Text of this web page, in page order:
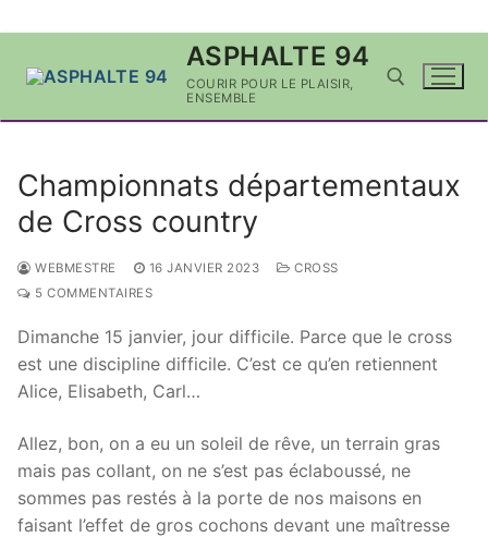
ASPHALTE 94
COURIR POUR LE PLAISIR,
ENSEMBLE
Championnats départementaux
de Cross country
WEBMESTRE 16 JANVIER 2023
CROSS
5 COMMENTAIRES
Dimanche 15 janvier, jour difficile. Parce que le cross
est une discipline difficile. C’est ce qu’en retiennent
Alice, Elisabeth, Carl…
Allez, bon, on a eu un soleil de rêve, un terrain gras
mais pas collant, on ne s’est pas éclaboussé, ne
sommes pas restés à la porte de nos maisons en
faisant l’effet de gros cochons devant une maîtresse